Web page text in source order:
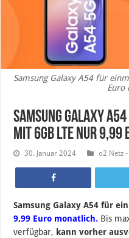
Samsung Galaxy A54 für
Euro
Samsung Galaxy
mit 6GB LTE nur
30. Januar 2024 o2 Netz
Samsung Galaxy A54 für
9,99 Euro monatlich. Bis
verfügbar, kann vorher